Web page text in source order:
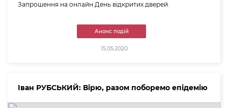
Запрошення на онлайн День відкритих дверей.
Анонс подій
15.05.2020
Іван РУБСЬКИЙ: Вірю, разом поборемо епідемію